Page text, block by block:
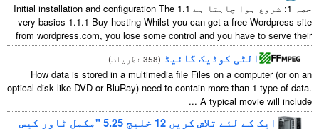
حصہ 1: شروع ہوا چاہتا ہے 1.1
Initial installation and configuration The
very basics 1.1.1 Buy hosting Whilst you can get a free Wordpress site
from wordpress.com, you lose some control and you have to serve their
...
الٹی کوڈیک گائیڈ (358 نطریات )
How data is stored in a multimedia file Files on a computer(or on an
optical disk like DVD or BluRay) need to contain more than 1 type of data.
A typical movie will include
...
ایک کے لئے تلاش کریں 12 خلیج 5.25 "مکمل ٹاور کیس